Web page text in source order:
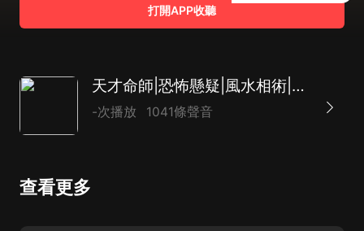
打開APP收聽
天才命師|恐怖懸疑|風水相術|AI多播
-次播放 1041條聲音
查看更多